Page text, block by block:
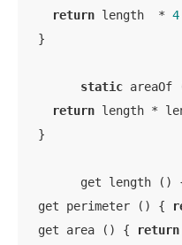
return length  * 4
  }
static
return length *
  }
get length ()
  get perimeter () {
  get area () {
return